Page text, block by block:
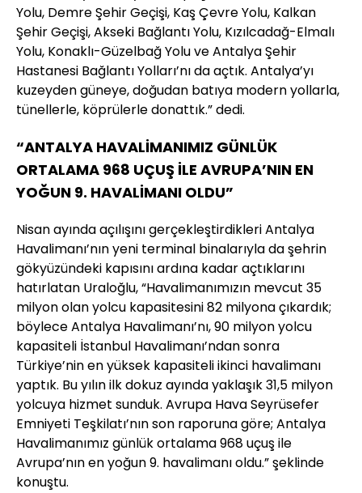
Yolu, Demre Şehir Geçişi, Kaş Çevre Yolu, Kalkan
Şehir Geçişi, Akseki Bağlantı Yolu, Kızılcadağ-Elmalı
Yolu, Konaklı-Güzelbağ Yolu ve Antalya Şehir
Hastanesi Bağlantı Yolları’nı da açtık. Antalya’yı
kuzeyden güneye, doğudan batıya modern yollarla,
tünellerle, köprülerle donattık.” dedi.
“ANTALYA HAVALİMANIMIZ GÜNLÜK
ORTALAMA 968 UÇUŞ İLE AVRUPA’NIN EN
YOĞUN 9. HAVALİMANI OLDU”
Nisan ayında açılışını gerçekleştirdikleri Antalya
Havalimanı’nın yeni terminal binalarıyla da şehrin
gökyüzündeki kapısını ardına kadar açtıklarını
hatırlatan Uraloğlu, “Havalimanımızın mevcut 35
milyon olan yolcu kapasitesini 82 milyona çıkardık;
böylece Antalya Havalimanı’nı, 90 milyon yolcu
kapasiteli İstanbul Havalimanı’ndan sonra
Türkiye’nin en yüksek kapasiteli ikinci havalimanı
yaptık. Bu yılın ilk dokuz ayında yaklaşık 31,5 milyon
yolcuya hizmet sunduk. Avrupa Hava Seyrüsefer
Emniyeti Teşkilatı’nın son raporuna göre; Antalya
Havalimanımız günlük ortalama 968 uçuş ile
Avrupa’nın en yoğun 9. havalimanı oldu.” şeklinde
konuştu.